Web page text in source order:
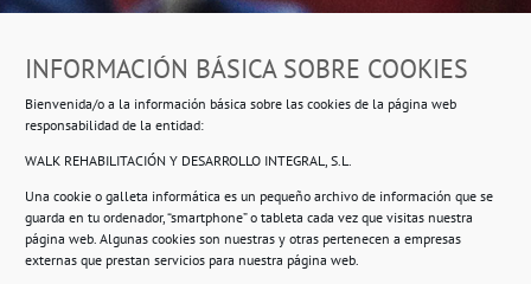
INFORMACIÓN BÁSICA SOBRE COOKIES
Bienvenida/o a la información básica sobre las cookies de la página web
responsabilidad de la entidad:
WALK REHABILITACIÓN Y DESARROLLO INTEGRAL, S.L.
Una cookie o galleta informática es un pequeño archivo de información que se
guarda en tu ordenador, “smartphone” o tableta cada vez que visitas nuestra
página web. Algunas cookies son nuestras y otras pertenecen a empresas
externas que prestan servicios para nuestra página web.
Ropero Solidario de Usera
Beasáin 25-33posterior, local 3 – 28041 Madrid
Información